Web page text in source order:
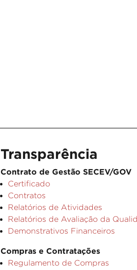
Transparência
Contrato de Gestão SECEV/GOV
Certificado
Contratos
Relatórios de Atividades
Relatórios de Avaliação da
Demonstrativos Financeiros
Compras e Contratações
Regulamento de Compras